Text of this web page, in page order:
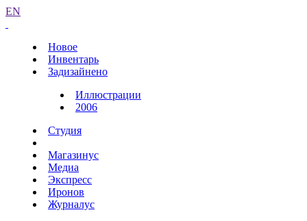
EN
Новое
Инвентарь
Задизайнено
Иллюстрации
2006
Студия
Магазинус
Медиа
Экспресс
Иронов
Журналус